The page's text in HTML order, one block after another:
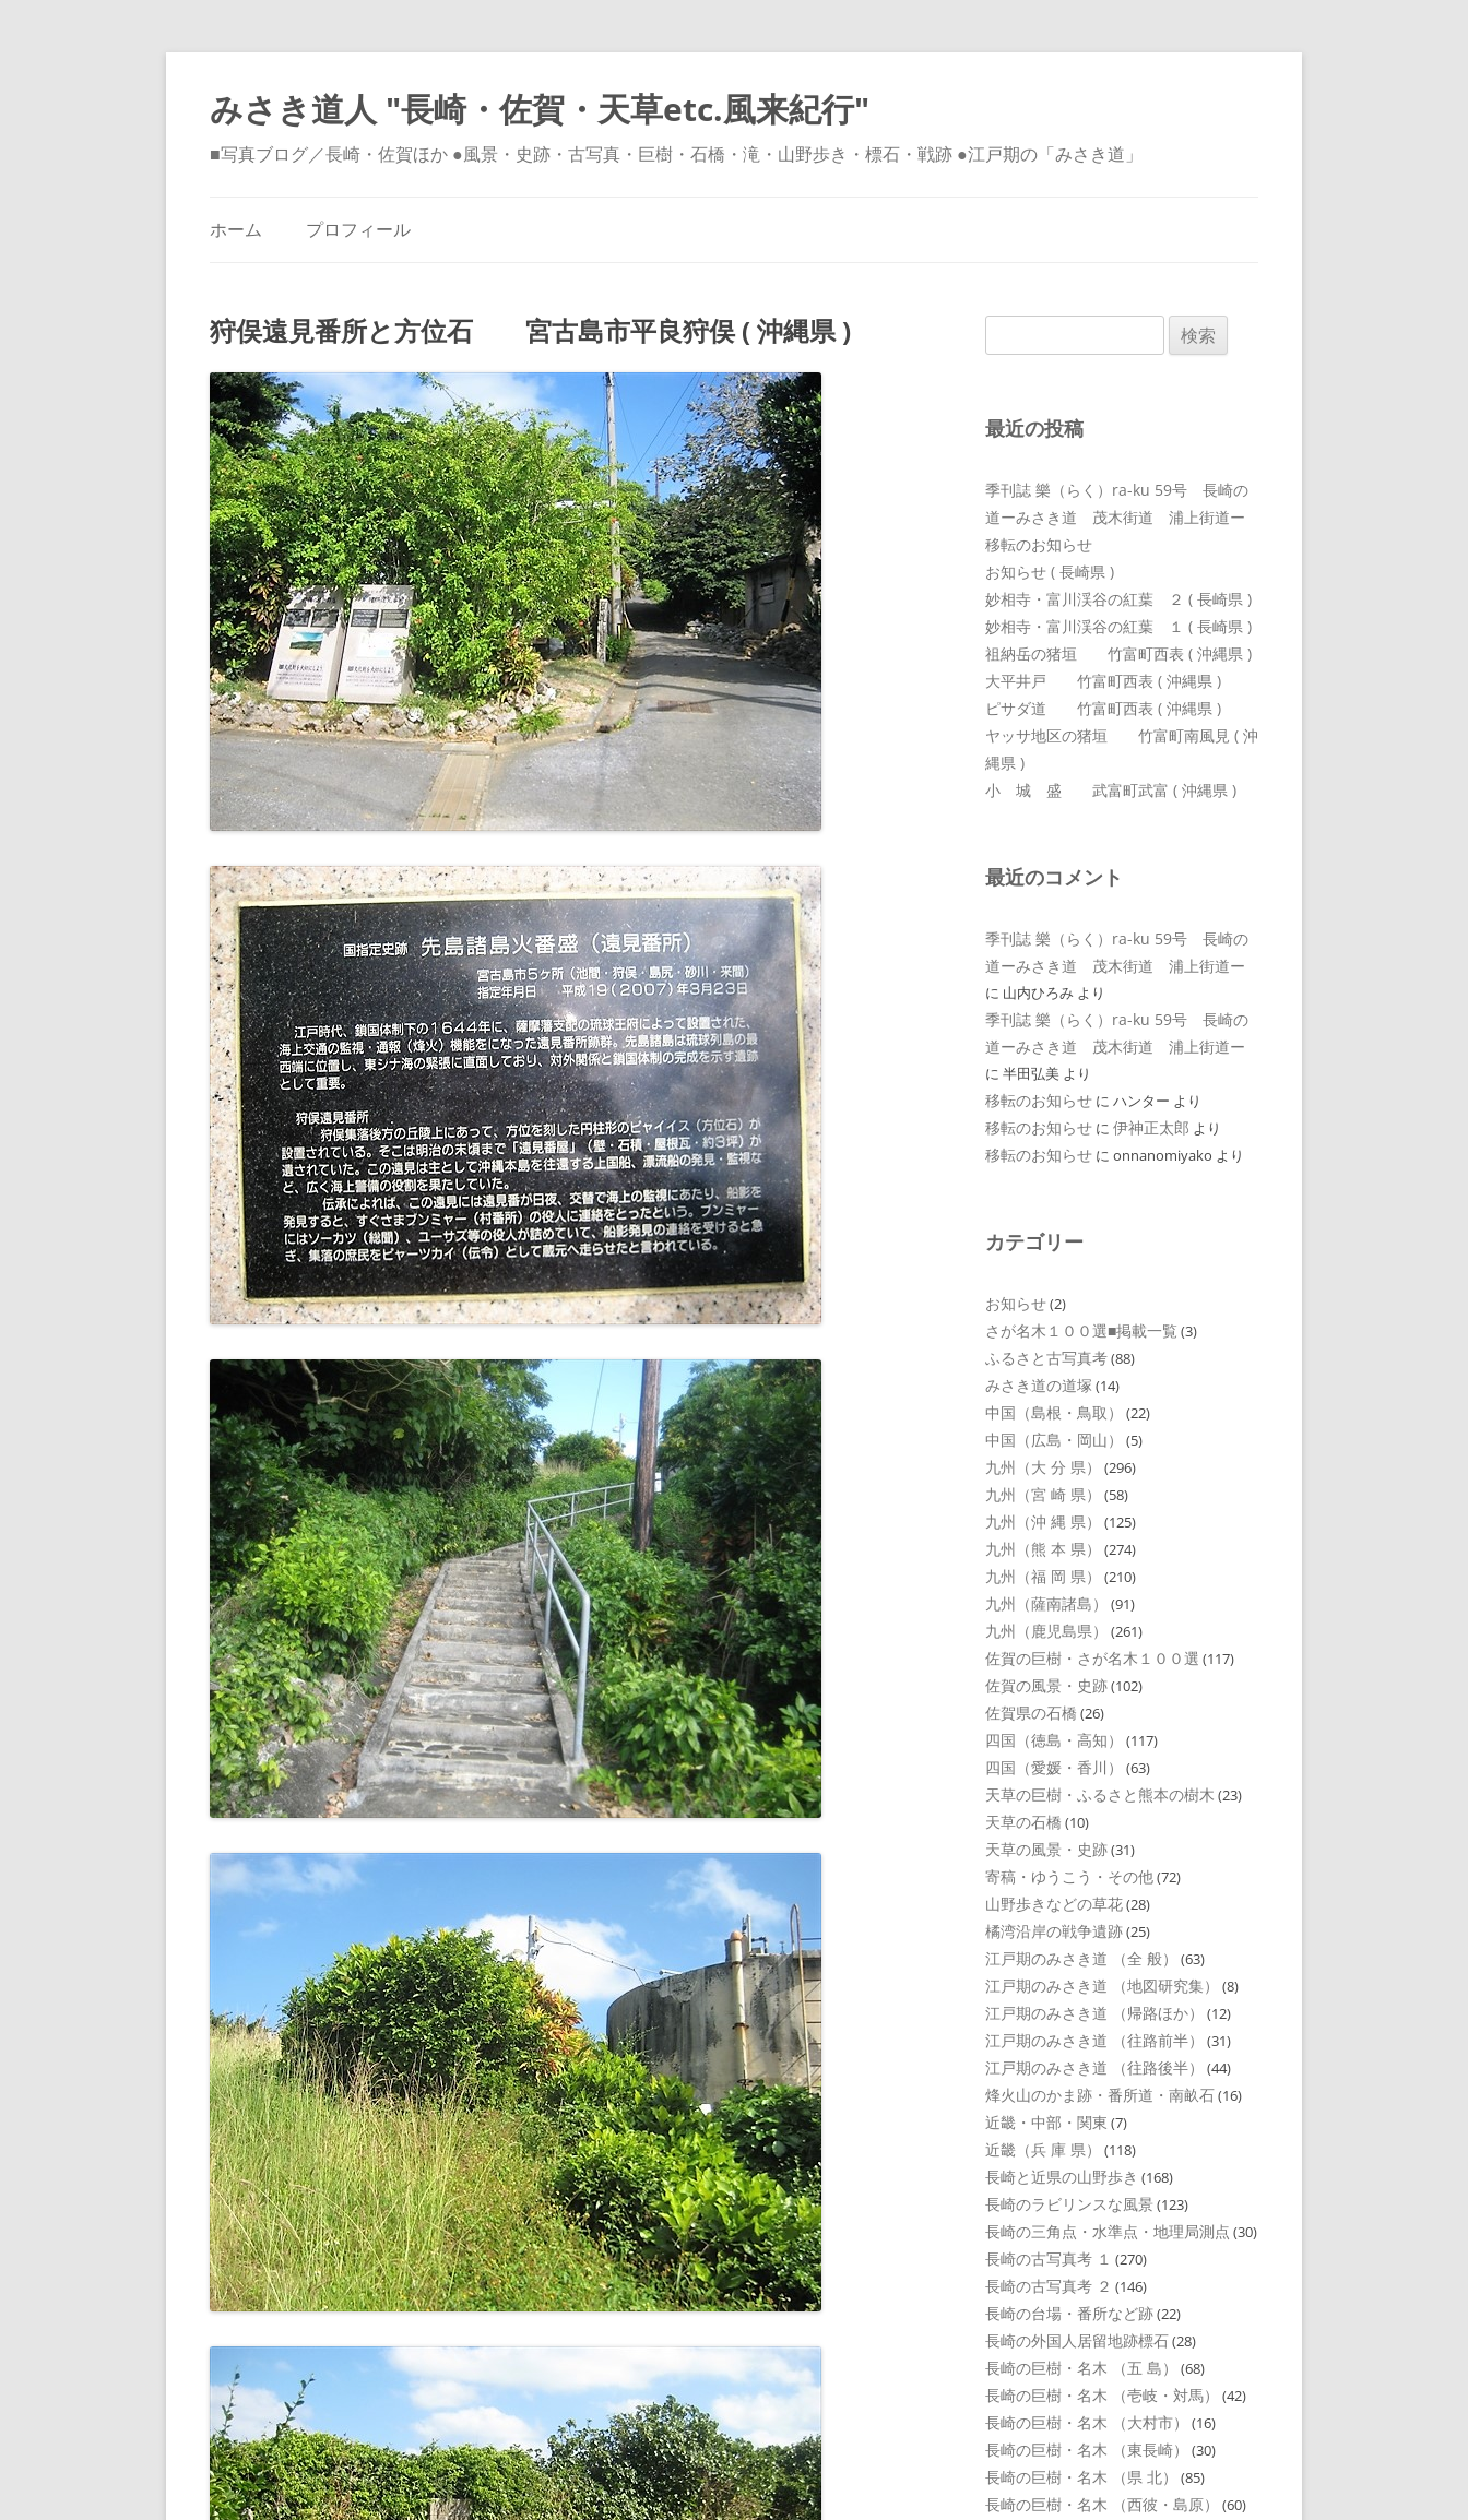
みさき道人 "長崎・佐賀・天草etc.風来紀行"
■写真ブログ／長崎・佐賀ほか ●風景・史跡・古写真・巨樹・石橋・滝・山野歩き・標石・戦跡 ●江戸期の「みさき道」
ッ
プ
ホーム プロフィール
狩俣遠見番所と方位石 宮古島市平良狩俣 ( 沖縄県 )
索:
最近の投稿
季刊誌 樂（らく）ra-ku 59号 長崎の
道ーみさき道 茂木街道 浦上街道ー
移転のお知らせ
お知らせ ( 長崎県 )
妙相寺・富川渓谷の紅葉 ２ ( 長崎県 )
妙相寺・富川渓谷の紅葉 １ ( 長崎県 )
祖納岳の猪垣 竹富町西表 ( 沖縄県 )
大平井戸 竹富町西表 ( 沖縄県 )
ピサダ道 竹富町西表 ( 沖縄県 )
ヤッサ地区の猪垣 竹富町南風見 ( 沖
縄県 )
小 城 盛 武富町武富 ( 沖縄県 )
最近のコメント
季刊誌 樂（らく）ra-ku 59号 長崎の
道ーみさき道 茂木街道 浦上街道ー
に 山内ひろみ より
季刊誌 樂（らく）ra-ku 59号 長崎の
道ーみさき道 茂木街道 浦上街道ー
に 半田弘美 より
移転のお知らせ に ハンター より
移転のお知らせ に 伊神正太郎 より
移転のお知らせ に onnanomiyako より
カテゴリー
お知らせ(2)
さが名木１００選■掲載一覧 (3)
ふるさと古写真考(88)
みさき道の道塚 (14)
中国（島根・鳥取） (22)
中国（広島・岡山） (5)
九州（大 分 県） (296)
九州（宮 崎 県） (58)
九州（沖 縄 県） (125)
九州（熊 本 県） (274)
九州（福 岡 県） (210)
九州（薩南諸島） (91)
九州（鹿児島県） (261)
佐賀の巨樹・さが名木１００選 (117)
佐賀の風景・史跡(102)
佐賀県の石橋 (26)
四国（徳島・高知） (117)
四国（愛媛・香川） (63)
天草の巨樹・ふるさと熊本の樹木 (23)
天草の石橋 (10)
天草の風景・史跡(31)
寄稿・ゆうこう・その他(72)
山野歩きなどの草花(28)
橘湾沿岸の戦争遺跡(25)
江戸期のみさき道 （全 般） (63)
江戸期のみさき道 （地図研究集） (8)
江戸期のみさき道 （帰路ほか） (12)
江戸期のみさき道 （往路前半） (31)
江戸期のみさき道 （往路後半） (44)
烽火山のかま跡・番所道・南畝石(16)
近畿・中部・関東 (7)
近畿（兵 庫 県） (118)
長崎と近県の山野歩き (168)
長崎のラビリンスな風景 (123)
長崎の三角点・水準点・地理局測点 (30)
長崎の古写真考 １ (270)
長崎の古写真考 ２ (146)
長崎の台場・番所など跡(22)
長崎の外国人居留地跡標石(28)
長崎の巨樹・名木 （五 島） (68)
長崎の巨樹・名木 （壱岐・対馬） (42)
長崎の巨樹・名木 （大村市） (16)
長崎の巨樹・名木 （東長崎） (30)
長崎の巨樹・名木 （県 北） (85)
長崎の巨樹・名木 （西彼・島原） (60)